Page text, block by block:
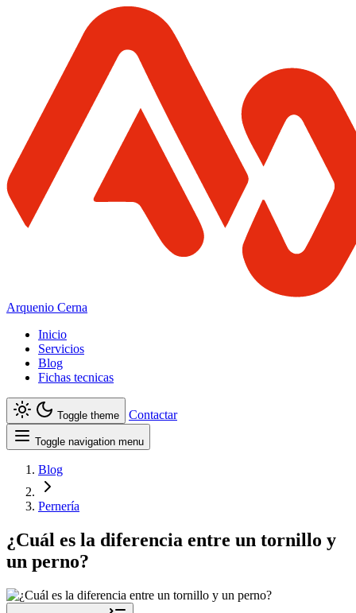
Arquenio Cerna
Inicio
Servicios
Blog
Fichas tecnicas
Toggle theme Contactar
Toggle navigation menu
Blog
Pernería
¿Cuál es la diferencia entre un tornillo y
un perno?